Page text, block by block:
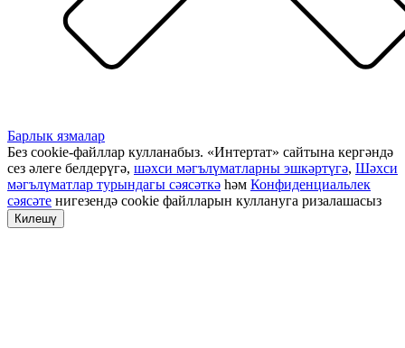
Барлык язмалар
Без cookie-файллар кулланабыз. «Интертат» сайтына кергәндә
сез әлеге белдерүгә, шәхси мәгълүматларны эшкәртүгә, Шәхси
мәгълүматлар турындагы сәясәткә һәм Конфиденциальлек
сәясәте нигезендә cookie файлларын куллануга ризалашасыз
Килешү